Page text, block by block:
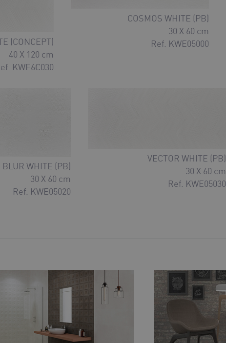
(CONCEPT)
40 X 120 cm
KWE6C030
COSMOS WHITE (PB)
30 X 60 cm
Ref. KWE05000
BLUR WHITE (PB)
30 X 60 cm
Ref. KWE05020
VECTOR WHITE (PB)
30 X 60 cm
Ref. KWE05030